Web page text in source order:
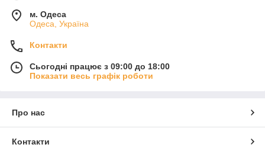
м. Одеса
Одеса, Україна
Контакти
Сьогодні працює з 09:00 до 18:00
Показати весь графік роботи
Про нас
Контакти